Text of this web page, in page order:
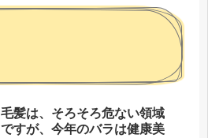
毛髪は、そろそろ危ない領域
ですが、今年のバラは健康美